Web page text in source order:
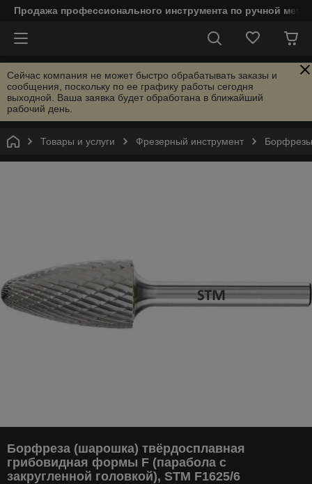
Продажа профессионального инструмента по ручной
Сейчас компания не может быстро обрабатывать заказы и
сообщения, поскольку по ее графику работы сегодня
выходной. Ваша заявка будет обработана в ближайший
рабочий день.
Товары и услуги Фрезерный инструмент
Борфреза (шарошка) твёрдосплавная
грибовидная формы F (парабола с
закругленной головкой), STM F1625/6